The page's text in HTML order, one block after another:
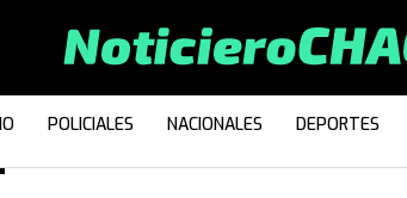
POLICIALES NACIONALES DEPORTES